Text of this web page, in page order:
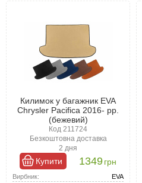
Килимок у багажник EVA
Chrysler Pacifica 2016- рр.
(бежевий)
Код 211724
Безкоштовна доставка
2 дня
Купити 1349грн
Вирбник:
EVA